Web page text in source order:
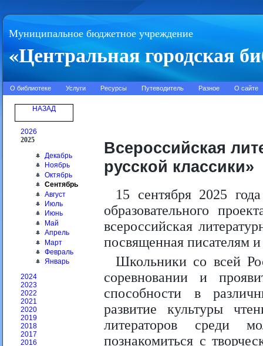
Муниципальное бюджетное учреждение
«Центральная городская
О библиотеке Услуги Ресурсы Путеводитель Разное О сайте
НАЗАД
2026
2025
Декабрь
Ноябрь
Октябрь
Сентябрь
Август
Июль
Июнь
Май
Апрель
Март
Февраль
Январь
2024
2023
2022
2021
2020
2019
2018
2017
2016
Всероссийская
русской классики»
15 сентября 2025
образовательного
всероссийская
посвященная писателям
Школьники со всей
соревновании и
способности в
развитие культуры
литераторов среди
познакомиться с